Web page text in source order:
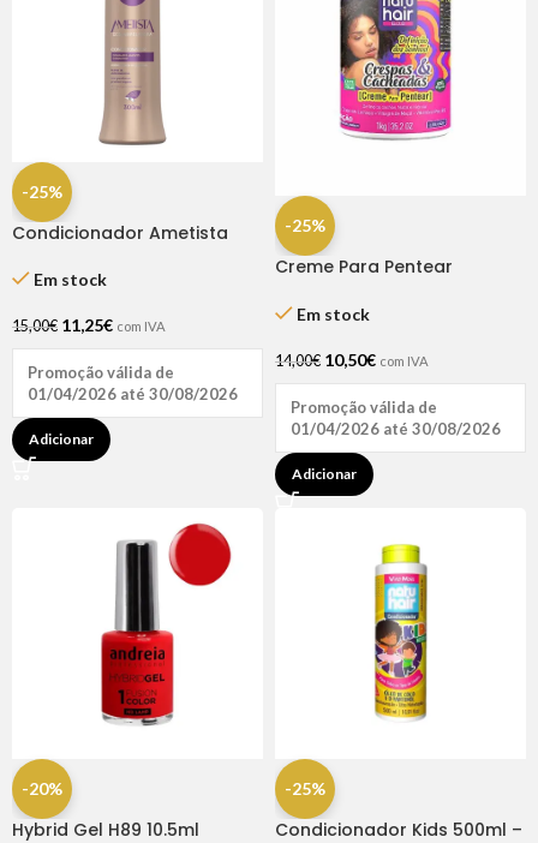
-25%
Condicionador Ametista
Em stock
15,00€ 11,25€ com IVA
Promoção válida de
01/04/2026 até 30/08/2026
Adicionar
-25%
Creme Para Pentear
Crespas & Cacheadas
Em stock
14,00€ 10,50€ com IVA
Promoção válida de
01/04/2026 até 30/08/2026
Adicionar
-20%
Hybrid Gel H89 10.5ml
-25%
Condicionador Kids 500ml –